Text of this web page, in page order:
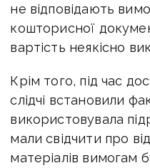
не відповідають
кошторисної
вартість неякісно
Крім того, під час
слідчі встановили
використовувала
мали свідчити про
матеріалів вимогам